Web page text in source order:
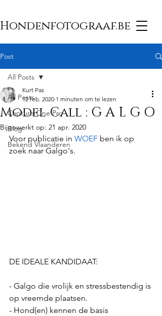
Hondenfotograaf.be
Post
All Posts
Capture One Pro
Blog
Bekend Vlaanderen
All Posts
Model Call : G A L G O
Kurt Pas
12 feb. 2020 1 minuten om te lezen
Bijgewerkt op: 21 apr. 2020
Voor publicatie in WOEF ben ik op
zoek naar Galgo's.
DE IDEALE KANDIDAAT:
- Galgo die vrolijk en stressbestendig is
op vreemde plaatsen.
- Hond(en) kennen de basis